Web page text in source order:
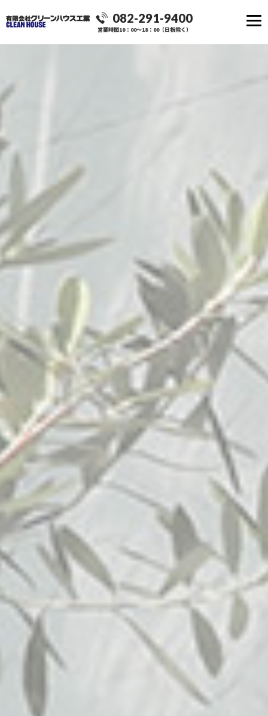
082-291-9400
営業時間10：00～18：00（日祝除く）